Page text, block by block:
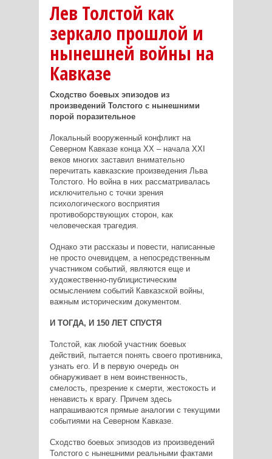
Лев Толстой как
зеркало прошлой и
нынешней войны на
Кавказе
Сходство боевых эпизодов из
произведений Толстого с нынешними
порой поразительное
Локальный вооруженный конфликт на
Северном Кавказе конца ХХ – начала XXI
веков многих заставил внимательно
перечитать кавказские произведения Льва
Толстого. Но война в них рассматривалась
исключительно с точки зрения
психологического восприятия
противоборствующих сторон, как
человеческая трагедия.
Однако эти рассказы и повести, написанные
не просто очевидцем, а непосредственным
участником событий, являются еще и
художественно-публицистическим
осмыслением событий Кавказской войны,
важным историческим документом.
И ТОГДА, И 150 ЛЕТ СПУСТЯ
Толстой, как любой участник боевых
действий, пытается понять своего противника,
узнать его. И в первую очередь он
обнаруживает в нем воинственность,
смелость, презрение к смерти, жестокость и
ненависть к врагу. Причем здесь
напрашиваются прямые аналогии с текущими
событиями на Северном Кавказе.
Сходство боевых эпизодов из произведений
Толстого с нынешними реальными фактами